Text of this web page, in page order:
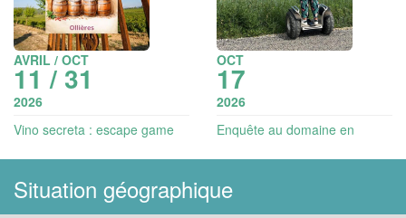
AVRIL / OCT
11 / 31
2026
Vino secreta : escape game
OCT
17
2026
Enquête au domaine en
Scène
Situation géographique